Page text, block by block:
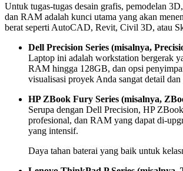
Untuk tugas-tugas desain grafis, pemodelan
dan RAM adalah kunci utama yang akan
berat seperti AutoCAD, Revit, Civil 3D, atau
Dell Precision Series (misalnya,
Laptop ini adalah workstation bergerak
RAM hingga 128GB, dan opsi
visualisasi proyek Anda sangat detail dan
HP ZBook Fury Series (misalnya,
Serupa dengan Dell Precision, HP
profesional, dan RAM yang dapat di-
yang intensif.
Daya tahan baterai yang baik untuk